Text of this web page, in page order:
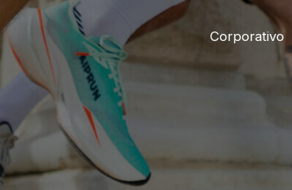
Corporativo